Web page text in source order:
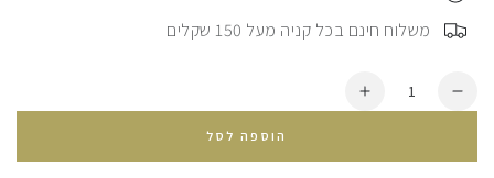
כמות
הסרת
הוספת
הוספה לסל